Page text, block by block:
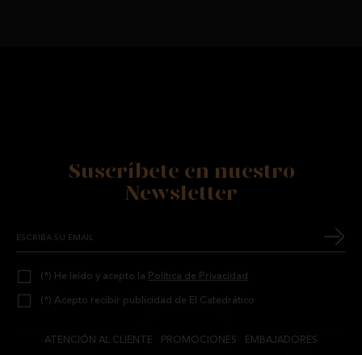
Suscríbete en nuestro
Newsletter
(*) He leído y acepto la Política de Privacidad
(*) Acepto recibir publicidad de El Catedrático
ATENCIÓN AL CLIENTE PROMOCIONES EMBAJADORES